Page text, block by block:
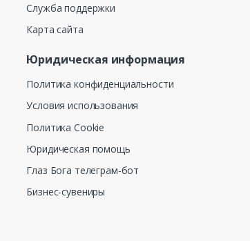
Служба поддержки
Карта сайта
Юридическая информация
Политика конфиденциальности
Условия использования
Политика Cookie
Юридическая помощь
Глаз Бога телеграм-бот
Бизнес-сувениры